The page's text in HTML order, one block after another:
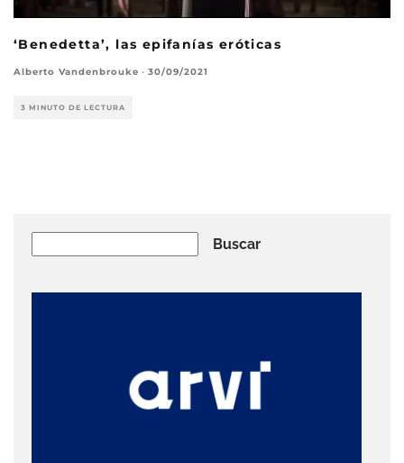
‘Benedetta’, las epifanías eróticas
Alberto Vandenbrouke · 30/09/2021
3 MINUTO DE LECTURA
Buscar